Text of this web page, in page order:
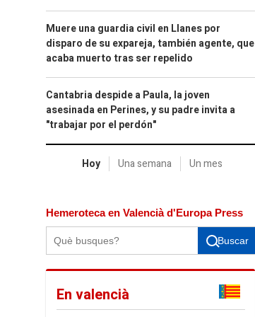
Muere una guardia civil en Llanes por
disparo de su expareja, también agente, que
acaba muerto tras ser repelido
Cantabria despide a Paula, la joven
asesinada en Perines, y su padre invita a
"trabajar por el perdón"
Hoy Una semana Un mes
Hemeroteca en Valencià d'Europa Press
Buscar
En valencià